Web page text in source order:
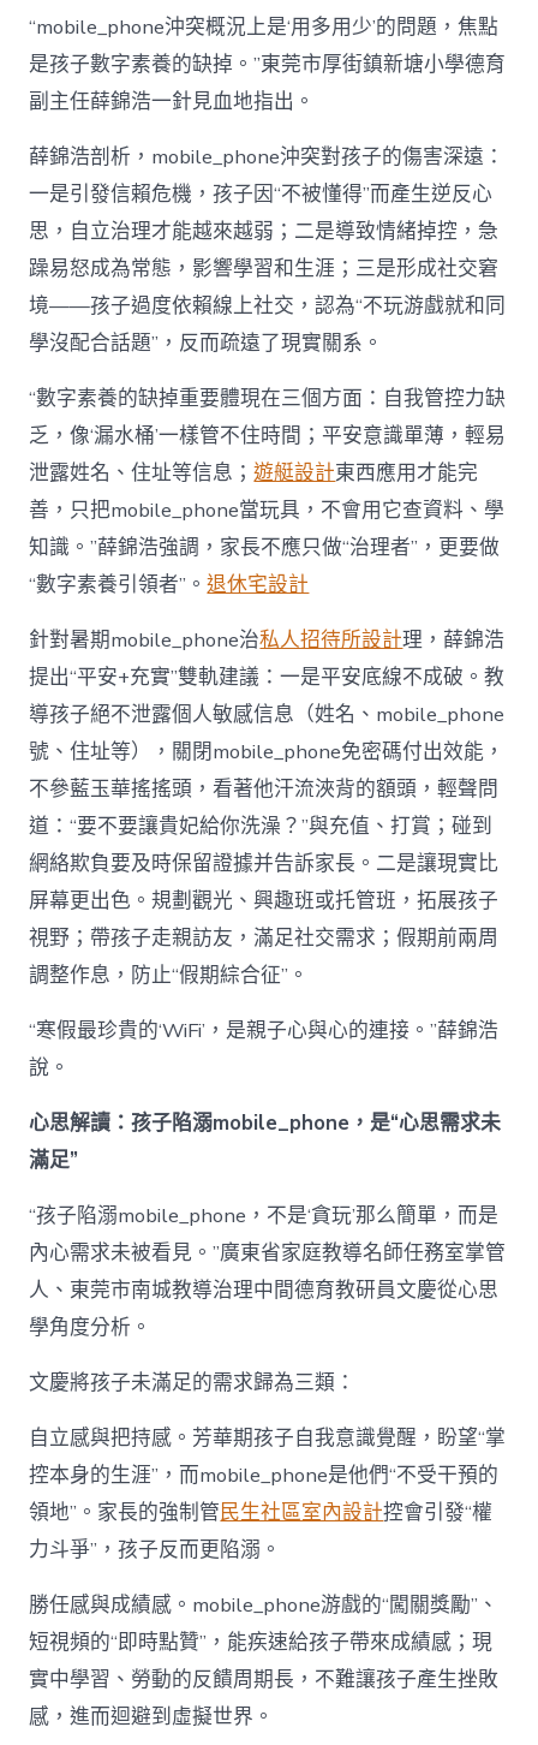
“mobile_phone沖突概況上是‘用多用少’的問題，焦點
是孩子數字素養的缺掉。”東莞市厚街鎮新塘小學德育
副主任薛錦浩一針見血地指出。
薛錦浩剖析，mobile_phone沖突對孩子的傷害深遠：
一是引發信賴危機，孩子因“不被懂得”而產生逆反心
思，自立治理才能越來越弱；二是導致情緒掉控，急
躁易怒成為常態，影響學習和生涯；三是形成社交窘
境——孩子過度依賴線上社交，認為“不玩游戲就和同
學沒配合話題”，反而疏遠了現實關系。
“數字素養的缺掉重要體現在三個方面：自我管控力缺
乏，像‘漏水桶’一樣管不住時間；平安意識單薄，輕易
泄露姓名、住址等信息；遊艇設計東西應用才能完
善，只把mobile_phone當玩具，不會用它查資料、學
知識。”薛錦浩強調，家長不應只做“治理者”，更要做
“數字素養引領者”。退休宅設計
針對暑期mobile_phone治私人招待所設計理，薛錦浩
提出“平安+充實”雙軌建議：一是平安底線不成破。教
導孩子絕不泄露個人敏感信息（姓名、mobile_phone
號、住址等），關閉mobile_phone免密碼付出效能，
不參藍玉華搖搖頭，看著他汗流浹背的額頭，輕聲問
道：“要不要讓貴妃給你洗澡？”與充值、打賞；碰到
網絡欺負要及時保留證據并告訴家長。二是讓現實比
屏幕更出色。規劃觀光、興趣班或托管班，拓展孩子
視野；帶孩子走親訪友，滿足社交需求；假期前兩周
調整作息，防止“假期綜合征”。
“寒假最珍貴的‘WiFi’，是親子心與心的連接。”薛錦浩
說。
心思解讀：孩子陷溺mobile_phone，是“心思需求未
滿足”
“孩子陷溺mobile_phone，不是‘貪玩’那么簡單，而是
內心需求未被看見。”廣東省家庭教導名師任務室掌管
人、東莞市南城教導治理中間德育教研員文慶從心思
學角度分析。
文慶將孩子未滿足的需求歸為三類：
自立感與把持感。芳華期孩子自我意識覺醒，盼望“掌
控本身的生涯”，而mobile_phone是他們“不受干預的
領地”。家長的強制管民生社區室內設計控會引發“權
力斗爭”，孩子反而更陷溺。
勝任感與成績感。mobile_phone游戲的“闖關獎勵”、
短視頻的“即時點贊”，能疾速給孩子帶來成績感；現
實中學習、勞動的反饋周期長，不難讓孩子產生挫敗
感，進而迴避到虛擬世界。